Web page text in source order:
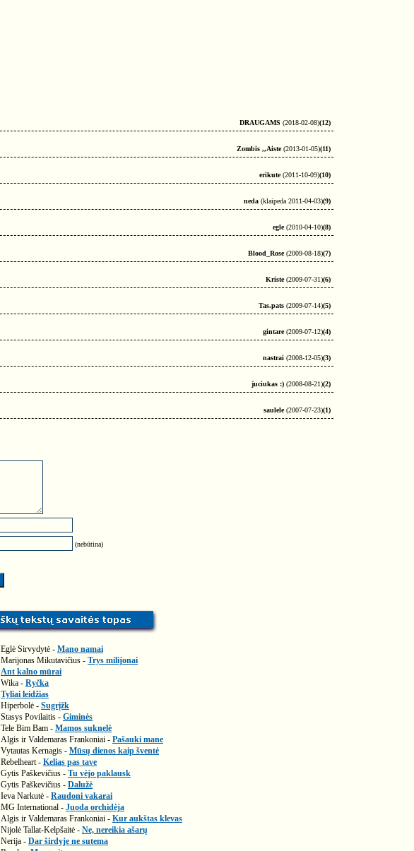
DRAUGAMS (2018-02-08)(12)
Zombis ,,Aiste(2013-01-05)(11)
erikute(2011-10-09)(10)
neda (klaipeda 2011-04-03)(9)
egle(2010-04-10)(8)
Blood_Rose(2009-08-18)(7)
Kriste(2009-07-31)(6)
Tas.pats (2009-07-14)(5)
gintare(2009-07-12)(4)
nastrai (2008-12-05)(3)
juciukas :) (2008-08-21)(2)
saulele(2007-07-23)(1)
(nebūtina)
Eglė Sirvydytė - Mano namai
Marijonas Mikutavičius - Trys milijonai
Ant kalno mūrai
Wika - Ryčka
Tyliai leidžias
Hiperbolė - Sugrįžk
Stasys Povilaitis - Giminės
Tele Bim Bam - Mamos suknelė
Algis ir Valdemaras Frankoniai - Pašauki mane
Vytautas Kernagis - Mūsų dienos kaip šventė
Rebelheart - Kelias pas tave
Gytis Paškevičius - Tu vėjo paklausk
Gytis Paškevičius - Dalužė
Ieva Narkutė - Raudoni vakarai
MG International - Juoda orchidėja
Algis ir Valdemaras Frankoniai - Kur aukštas klevas
Nijolė Tallat-Kelpšaitė - Ne, nereikia ašarų
Nerija - Dar širdyje ne sutema